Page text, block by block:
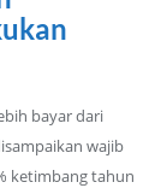
bayar dari
wajib
ketimbang tahun